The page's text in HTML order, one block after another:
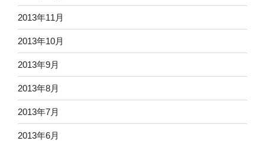
2013年11月
2013年10月
2013年9月
2013年8月
2013年7月
2013年6月